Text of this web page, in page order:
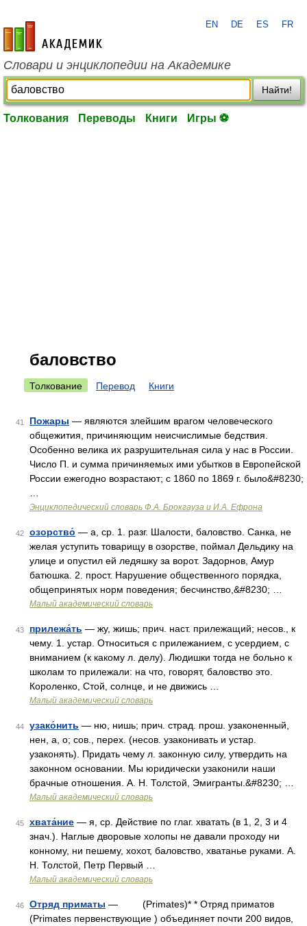
academic.ru
EN DE ES FR
Словари и энциклопедии на Академике
Найти!
Толкования Переводы Книги Игры ⚽
баловство
Толкование Перевод Книги
41 Пожары — являются злейшим врагом человеческого
общежития, причиняющим неисчислимые бедствия.
Особенно велика их разрушительная сила у нас в России.
Число П. и сумма причиняемых ими убытков в Европейской
России ежегодно возрастают; с 1860 по 1869 г. было&#8230;
Энциклопедический словарь Ф.А. Брокгауза и И.А. Ефрона
42 озорство́ — а, ср. 1. разг. Шалости, баловство. Санка, не
желая уступить товарищу в озорстве, поймал Дельдику на
улице и опустил ей ледяшку за ворот. Задорнов, Амур
батюшка. 2. прост. Нарушение общественного порядка,
общепринятых норм поведения; бесчинство,&#8230; …
Малый академический словарь
43 прилежа́ть — жу, жишь; прич. наст. прилежащий; несов., к
чему. 1. устар. Относиться с прилежанием, с усердием, с
вниманием (к какому л. делу). Людишки тогда не больно к
школам то прилежали: на что, говорят, баловство это.
Короленко, Стой, солнце, и не движись …
Малый академический словарь
44 узако́нить — ню, нишь; прич. страд. прош. узаконенный,
нен, а, о; сов., перех. (несов. узаконивать и устар.
узаконять). Придать чему л. законную силу, утвердить на
законном основании. Мы юридически узаконили наши
брачные отношения. А. Н. Толстой, Эмигранты.&#8230; …
Малый академический словарь
45 хвата́ние — я, ср. Действие по глаг. хватать (в 1, 2, 3 и 4
знач.). Наглые дворовые холопы не давали проходу ни
конному, ни пешему, хохот, баловство, хватанье руками. А.
Н. Толстой, Петр Первый …
Малый академический словарь
46 Отряд приматы — (Primates)* * Отряд приматов
(Primates первенствующие ) объединяет почти 200 видов,